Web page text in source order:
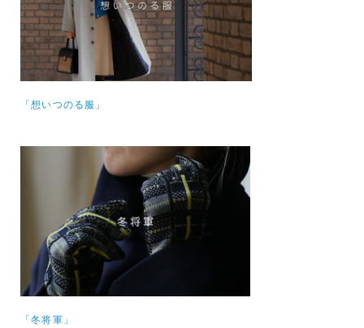
「想いつのる服」
「冬将軍」